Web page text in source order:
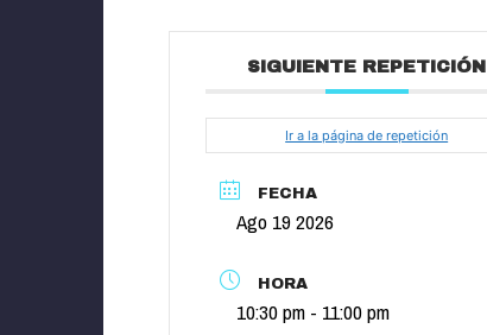
SIGUIENTE REPETICIÓN
Ir a la página de repetición
FECHA
Ago 19 2026
HORA
10:30 pm - 11:00 pm